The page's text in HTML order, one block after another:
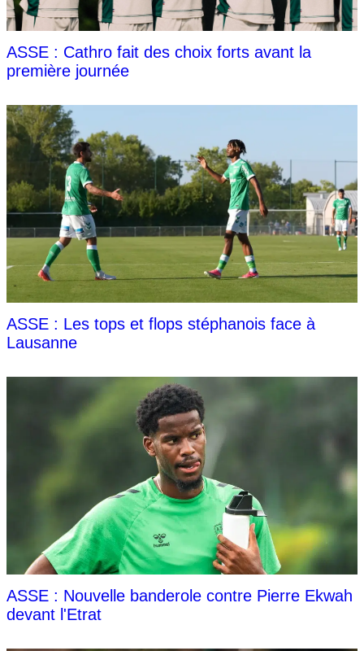
ASSE : Cathro fait des choix forts avant la
première journée
ASSE : Les tops et flops stéphanois face à
Lausanne
ASSE : Nouvelle banderole contre Pierre Ekwah
devant l'Etrat